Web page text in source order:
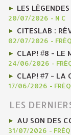
LES
20/07/2026 - N C
CITESLAB :
02/07/2026 -
CLAP! #8 - LE
24/06/2026 -
CLAP! #7 - LA
17/06/2026 -
LES
AU SON DES
31/07/2026 -